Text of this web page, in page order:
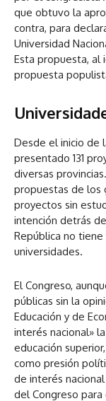
que obtuvo la
contra, para
Universidad
Esta propuesta, al
propuesta
Desde el inicio de
presentado 131
diversas
propuestas de los
proyectos sin
intención detrás
República no
universidades.
El Congreso,
públicas sin la
Educación y de
interés nacional»
educación
como presión
de interés
del Congreso para